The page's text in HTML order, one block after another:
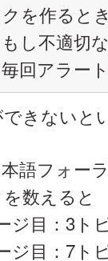
を作ると
し不適切
回アラー
できないと
語フォー
数えると
ジ目：3ト
ジ目：7ト